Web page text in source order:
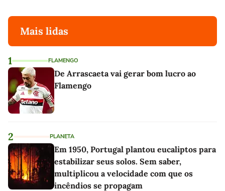
Mais lidas
1 FLAMENGO
De Arrascaeta vai gerar bom lucro ao
Flamengo
2 PLANETA
Em 1950, Portugal plantou eucaliptos para
estabilizar seus solos. Sem saber,
multiplicou a velocidade com que os
incêndios se propagam